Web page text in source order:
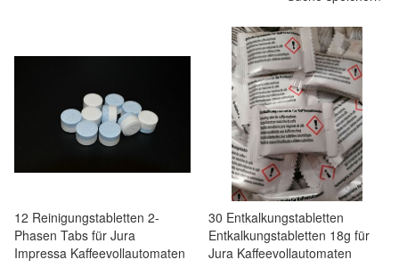
12 Reinigungstabletten 2-
Phasen Tabs für Jura
Impressa Kaffeevollautomaten
30 Entkalkungstabletten
Entkalkungstabletten 18g für
Jura Kaffeevollautomaten